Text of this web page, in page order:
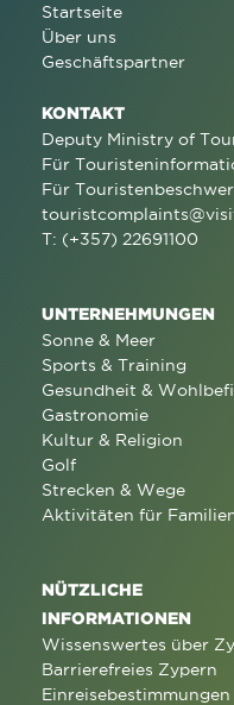
Startseite
Über uns
Geschäftspartner
KONTAKT
Deputy Ministry of
Für
Für
T: (+357) 22691100
UNTERNEHMUNGEN
Sonne & Meer
Sports & Training
Gesundheit &
Gastronomie
Kultur & Religion
Golf
Strecken & Wege
Aktivitäten für
NÜTZLICHE
INFORMATIONEN
Wissenswertes über
Barrierefreies Zypern
Einreisebestimmungen